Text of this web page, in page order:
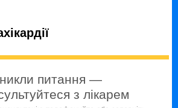
питання —
з лікарем